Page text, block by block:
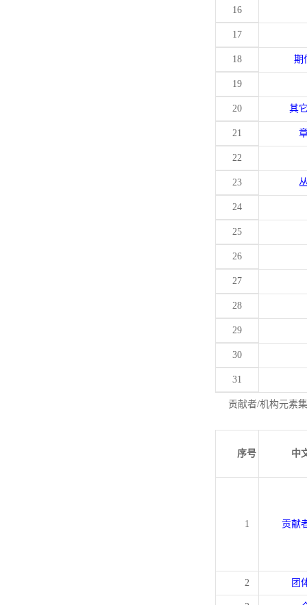
16
17
18 期
19
20 其
21
22
23
24
25
26
27
28
29
30
31
贡献者/机构元素
序号 中
1 贡献
2 团